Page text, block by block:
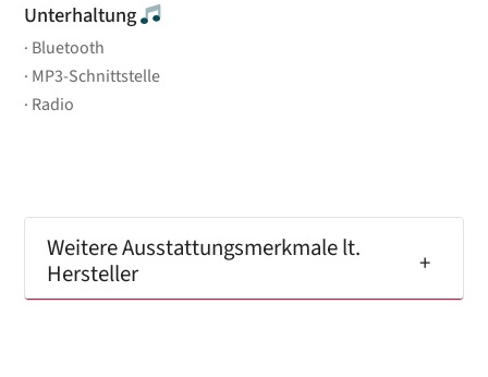
Unterhaltung
Bluetooth
MP3-Schnittstelle
Radio
Weitere Ausstattungsmerkmale lt.
Hersteller